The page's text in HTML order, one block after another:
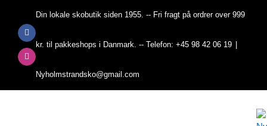
contentFacebook
Instagram
Din lokale skobutik siden 1955. -- Fri fragt på ordrer over 999
kr. til pakkeshops i Danmark. -- Telefon: +45 98 42 06 19
Nyholmstrandsko@gmail.com